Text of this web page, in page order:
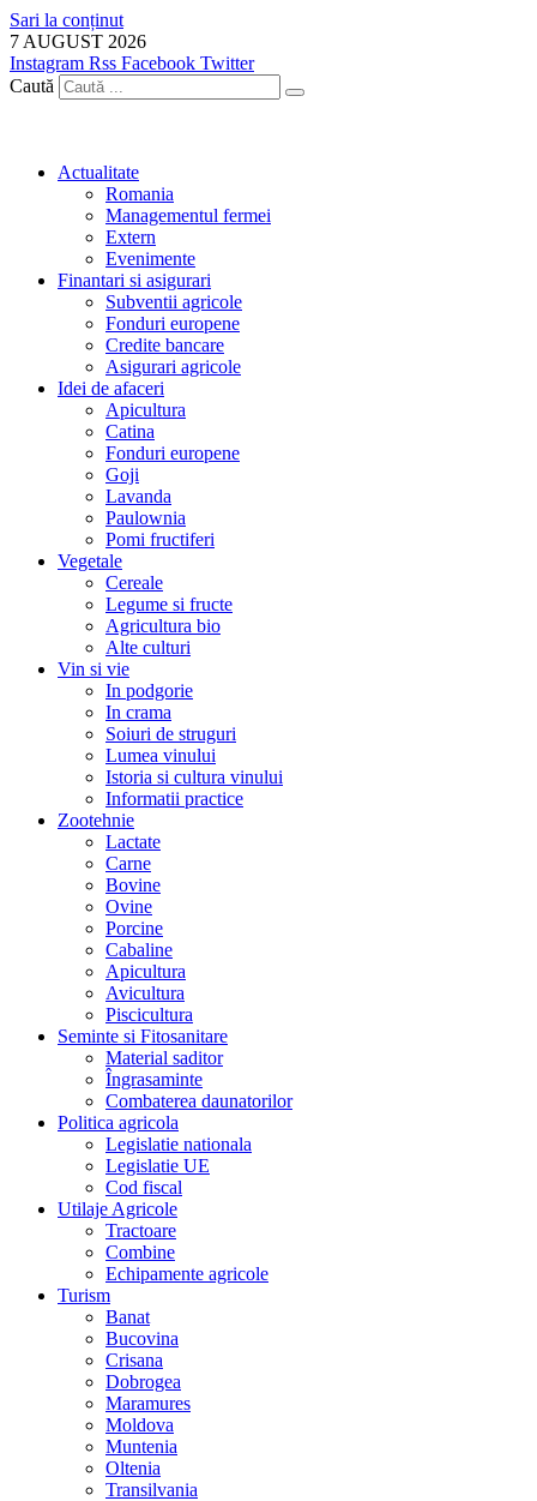
Sari la conținut
7 AUGUST 2026
Instagram Rss Facebook Twitter
Caută
Actualitate
Romania
Managementul fermei
Extern
Evenimente
Finantari si asigurari
Subventii agricole
Fonduri europene
Credite bancare
Asigurari agricole
Idei de afaceri
Apicultura
Catina
Fonduri europene
Goji
Lavanda
Paulownia
Pomi fructiferi
Vegetale
Cereale
Legume si fructe
Agricultura bio
Alte culturi
Vin si vie
In podgorie
In crama
Soiuri de struguri
Lumea vinului
Istoria si cultura vinului
Informatii practice
Zootehnie
Lactate
Carne
Bovine
Ovine
Porcine
Cabaline
Apicultura
Avicultura
Piscicultura
Seminte si Fitosanitare
Material saditor
Îngrasaminte
Combaterea daunatorilor
Politica agricola
Legislatie nationala
Legislatie UE
Cod fiscal
Utilaje Agricole
Tractoare
Combine
Echipamente agricole
Turism
Banat
Bucovina
Crisana
Dobrogea
Maramures
Moldova
Muntenia
Oltenia
Transilvania